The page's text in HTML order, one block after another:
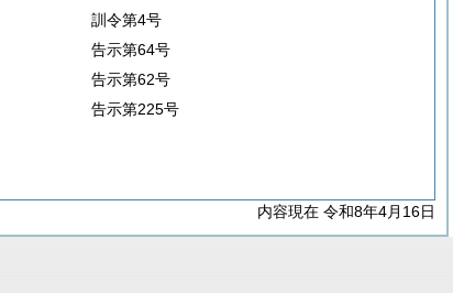
訓令第4号
告示第64号
告示第62号
告示第225号
内容現在 令和8年4月16日